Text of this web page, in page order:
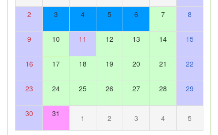
2 3 4 5 6 7 8
9 10 11 12 13 14 15
16 17 18 19 20 21 22
23 24 25 26 27 28 29
30 31 1 2 3 4 5